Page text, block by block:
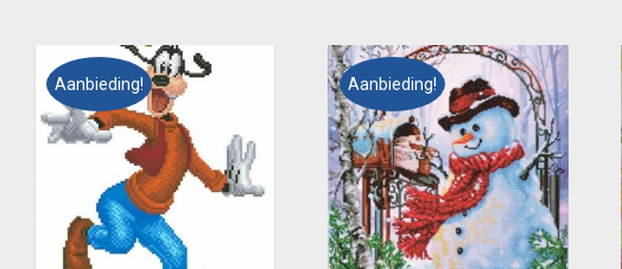
Aanbieding! Aanbieding!